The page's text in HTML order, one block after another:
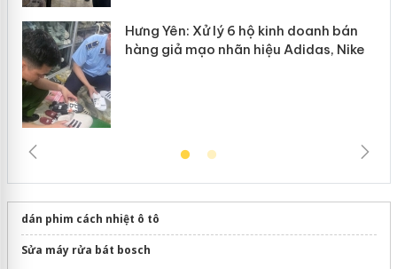
Hưng Yên: Xử lý 6 hộ kinh doanh bán
hàng giả mạo nhãn hiệu Adidas, Nike
dán phim cách nhiệt ô tô
Sửa máy rửa bát bosch